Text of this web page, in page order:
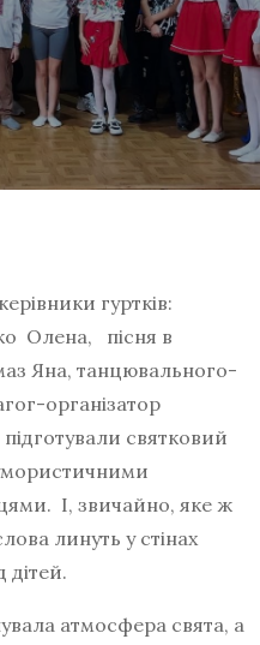
гуртків:
Олена, пісня в
Яна, танцювального-
організатор
святковий
І, звичайно, яке ж
линуть у стінах
дітей.
атмосфера свята, а